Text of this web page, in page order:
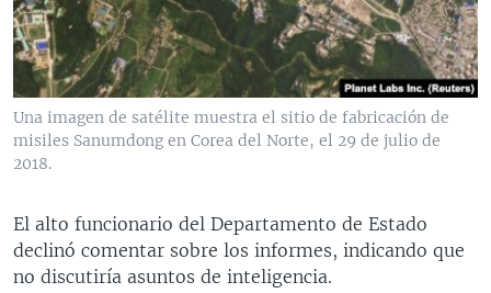
Una imagen de satélite muestra el sitio de fabricación de
misiles Sanumdong en Corea del Norte, el 29 de julio de
2018.
El alto funcionario del Departamento de Estado
declinó comentar sobre los informes, indicando que
no discutiría asuntos de inteligencia.